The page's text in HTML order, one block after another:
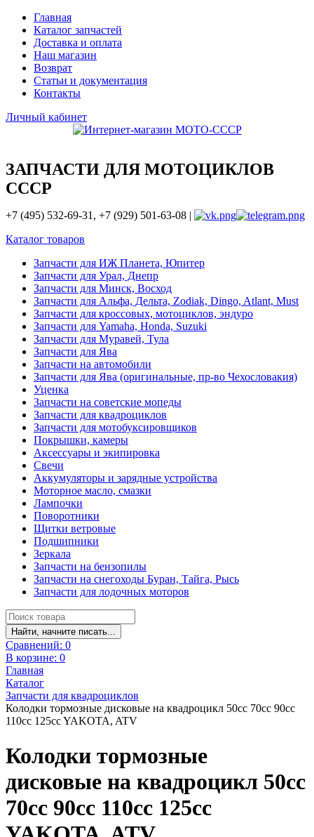
Главная
Каталог запчастей
Доставка и оплата
Наш магазин
Возврат
Статьи и документация
Контакты
Личный кабинет
ЗАПЧАСТИ ДЛЯ МОТОЦИКЛОВ
СССР
+7 (495) 532-69-31, +7 (929) 501-63-08 |
Каталог товаров
Запчасти для ИЖ Планета, Юпитер
Запчасти для Урал, Днепр
Запчасти для Минск, Восход
Запчасти для Альфа, Дельта, Zodiak, Dingo, Atlant, Must
Запчасти для кроссовых, мотоциклов, эндуро
Запчасти для Yamaha, Honda, Suzuki
Запчасти для Муравей, Тула
Запчасти для Ява
Запчасти на автомобили
Запчасти для Ява (оригинальные, пр-во Чехословакия)
Уценка
Запчасти на советские мопеды
Запчасти для квадроциклов
Запчасти для мотобуксировщиков
Покрышки, камеры
Аксессуары и экипировка
Свечи
Аккумуляторы и зарядные устройства
Моторное масло, смазки
Лампочки
Поворотники
Щитки ветровые
Подшипники
Зеркала
Запчасти на бензопилы
Запчасти на снегоходы Буран, Тайга, Рысь
Запчасти для лодочных моторов
Найти, начните писать...
Сравнений: 0
В корзине: 0
Главная
Каталог
Запчасти для квадроциклов
Колодки тормозные дисковые на квадроцикл 50cc 70cc 90cc
110cc 125cc YAKOTA, ATV
Колодки тормозные
дисковые на квадроцикл 50cc
70cc 90cc 110cc 125cc